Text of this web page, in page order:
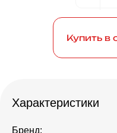
Герметик
Купить в
Характеристики
Бренд: